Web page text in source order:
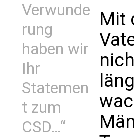
Verwunde
rung
haben wir
Ihr
Statemen
t zum
CSD…“
Mit